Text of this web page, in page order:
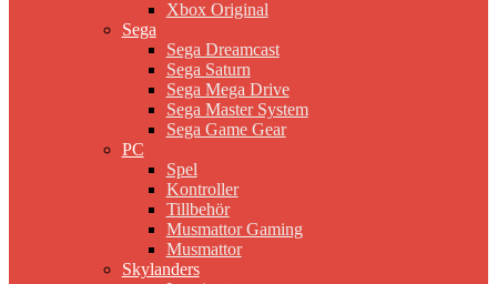
Xbox Original
Sega
Sega Dreamcast
Sega Saturn
Sega Mega Drive
Sega Master System
Sega Game Gear
PC
Spel
Kontroller
Tillbehör
Musmattor Gaming
Musmattor
Skylanders